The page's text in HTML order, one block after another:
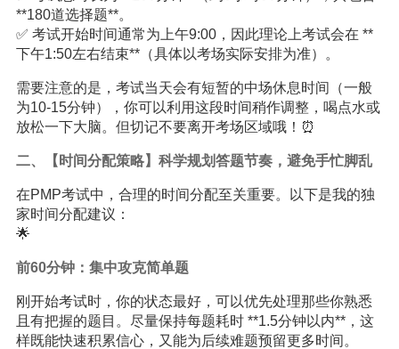
**180道选择题**。
✅ 考试开始时间通常为上午9:00，因此理论上考试会在 **
下午1:50左右结束**（具体以考场实际安排为准）。
需要注意的是，考试当天会有短暂的中场休息时间（一般
为10-15分钟），你可以利用这段时间稍作调整，喝点水或
放松一下大脑。但切记不要离开考场区域哦！⏰
二、【时间分配策略】科学规划答题节奏，避免手忙脚乱
在PMP考试中，合理的时间分配至关重要。以下是我的独
家时间分配建议：
🌟
前60分钟：集中攻克简单题
刚开始考试时，你的状态最好，可以优先处理那些你熟悉
且有把握的题目。尽量保持每题耗时 **1.5分钟以内**，这
样既能快速积累信心，又能为后续难题预留更多时间。